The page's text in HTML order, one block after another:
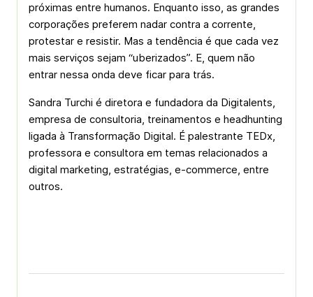
próximas entre humanos. Enquanto isso, as grandes
corporações preferem nadar contra a corrente,
protestar e resistir. Mas a tendência é que cada vez
mais serviços sejam “uberizados”. E, quem não
entrar nessa onda deve ficar para trás.
Sandra Turchi é diretora e fundadora da Digitalents,
empresa de consultoria, treinamentos e headhunting
ligada à Transformação Digital. É palestrante TEDx,
professora e consultora em temas relacionados a
digital marketing, estratégias, e-commerce, entre
outros.